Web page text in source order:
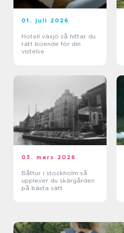
01. juli 2026
Hotell växjö så hittar du
rätt boende för din
vistelse
03. mars 2026
Båttur i stockholm så
upplever du skärgården
på bästa sätt